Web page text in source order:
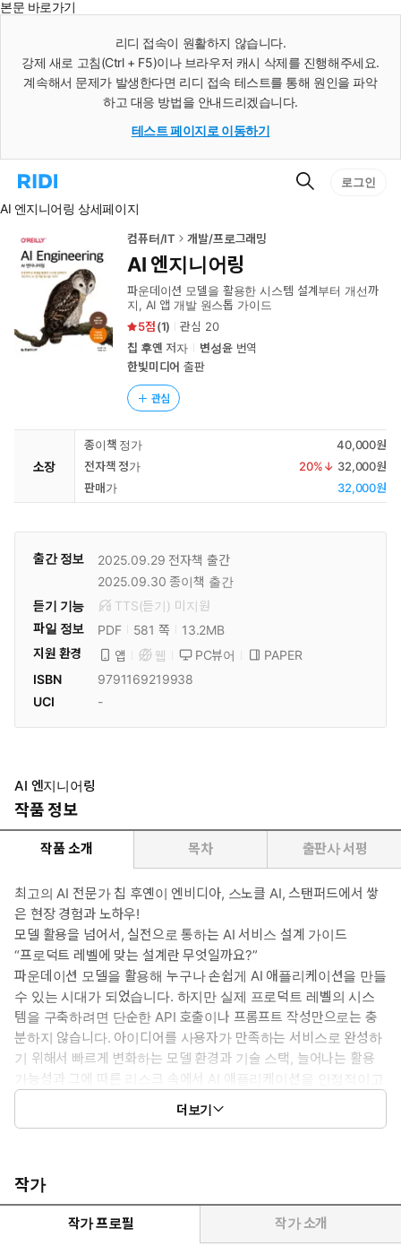
본문 바로가기
리디 접속이 원활하지 않습니다.
강제 새로 고침(Ctrl + F5)이나 브라우저 캐시 삭제를 진행해주세요.
계속해서 문제가 발생한다면 리디 접속 테스트를 통해 원인을 파악
하고 대응 방법을 안내드리겠습니다.
테스트 페이지로 이동하기
리
홈
로
이
동
검
로그인
AI 엔지니어링 상세페이지
컴퓨터/IT 개발/프로그래밍
AI 엔지니어링
파운데이션 모델을 활용한 시스템 설계부터 개선까
지, AI 앱 개발 원스톱 가이드
5
(1) 관심 20
칩 후옌 저자 변성윤번역
한빛미디어 출판
관심
소장
종이책 정가
40,000원
전자책 정가
20%↓ 32,000원
판매가
32,000원
출간 정보 2025.09.29 전자책 출간
2025.09.30 종이책 출간
듣기 기능
TTS(듣기) 미 지원
파일 정보
PDF 581 쪽
13.2MB
지원 환경
앱 웹 PC뷰어
PAPER
ISBN
9791169219938
UCI
-
AI 엔지니어링
작품 정보
작품 소개 목차 출판사 서평
최고의 AI 전문가 칩 후옌이 엔비디아, 스노클 AI, 스탠퍼드에서 쌓
은 현장 경험과 노하우!
모델 활용을 넘어서, 실전으로 통하는 AI 서비스 설계 가이드
“프로덕트 레벨에 맞는 설계란 무엇일까요?”
파운데이션 모델을 활용해 누구나 손쉽게 AI 애플리케이션을 만들
수 있는 시대가 되었습니다. 하지만 실제 프로덕트 레벨의 시스
템을 구축하려면 단순한 API 호출이나 프롬프트 작성만으로는 충
분하지 않습니다. 아이디어를 사용자가 만족하는 서비스로 완성하
기 위해서 빠르게 변화하는 모델 환경과 기술 스택, 늘어나는 활용
가능성과 그에 따른 리스크 속에서 AI 애플리케이션을 안정적이고
효과적으로 설계하고 운영해야 합니다.
이 책은 현업의 이러한 고민에 명쾌한 해답을 제시하는 AI 엔지니어
프라 최적화, 사용자 피드백을 통한 개선 루프 구축까지, AI 모델
을 실제 서비스로 연결하기 위한 전 과정을 체계적으로 설명합니다.
파운데이션 모델을 ‘어떻게 쓸 것인가’에 그치지 않고, 어떤 문제를
해결할 수 있는지, 또 이를 어떤 방식으로 설계하고 발전시킬 수 있
더보기
작가
작가 프로필 작가 소개